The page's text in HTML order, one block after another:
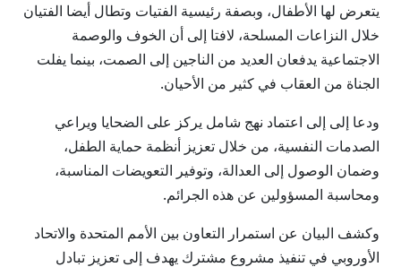
يتعرض لها الأطفال، وبصفة رئيسية الفتيات وتطال أيضا الفتيان
خلال النزاعات المسلحة، لافتا إلى أن الخوف والوصمة
الاجتماعية يدفعان العديد من الناجين إلى الصمت، بينما يفلت
الجناة من العقاب في كثير من الأحيان.
ودعا إلى إلى اعتماد نهج شامل يركز على الضحايا ويراعي
الصدمات النفسية، من خلال تعزيز أنظمة حماية الطفل،
وضمان الوصول إلى العدالة، وتوفير التعويضات المناسبة،
ومحاسبة المسؤولين عن هذه الجرائم.
وكشف البيان عن استمرار التعاون بين الأمم المتحدة والاتحاد
الأوروبي في تنفيذ مشروع مشترك يهدف إلى تعزيز تبادل